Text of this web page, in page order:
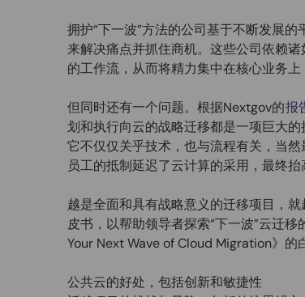
拥护“下一波”方法的公司基于不断发展
来解决痛点并抓住商机。这些公司依赖
的工作流，从而将精力集中在核心业务上
但同时还有一个问题。根据Nextgov的报
划和执行向云的战略迁移都是一项巨大
它不仅仅关乎技术，也与流程有关，当
员工的抵制延迟了云计算的采用，最终
越是全面和具有战略意义的迁移项目，
皮书，以帮助领导者探索“下一波”云迁
Your Next Wave of Cloud Migration》的
公共云的好处，包括创新和敏捷性